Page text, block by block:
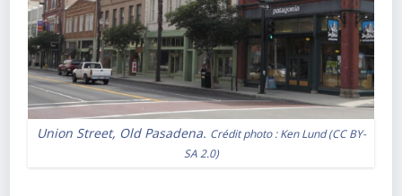
Union Street, Old Pasadena. Crédit photo :Ken Lund(CC BY-
SA 2.0)